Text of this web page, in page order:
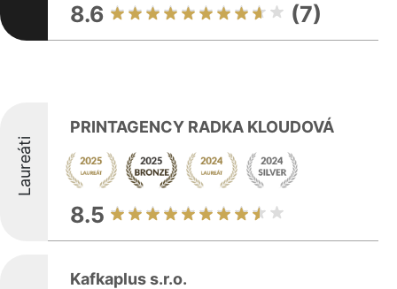
8.6 (7)
Laureáti
PRINTAGENCY RADKA KLOUDOVÁ
8.5
Kafkaplus s.r.o.